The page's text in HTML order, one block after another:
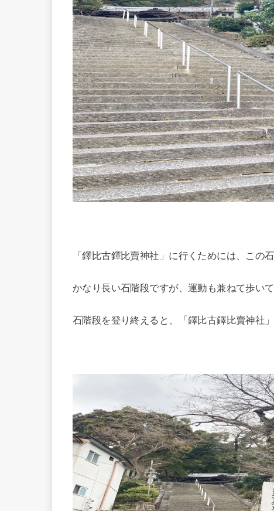
「鐸比古鐸比賣神社」に行くためには、この
かなり長い石階段ですが、運動も兼ねて歩いて
石階段を登り終えると、「鐸比古鐸比賣神社